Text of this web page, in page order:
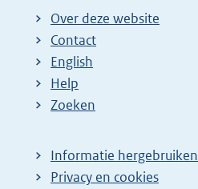
Over deze website
Contact
English
Help
Zoeken
Informatie hergebruiken
Privacy en cookies